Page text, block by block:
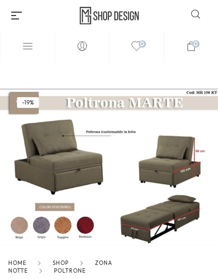
Millions of people around the
world visit Envato to buy and
sell creative assets, use smart
design templates, learn
creative skills or even hire
freelancers. With an industry-
leading marketplace paired
service, Envato helps creatives
like you get projects done
0 0
-19%
HOME SHOP
ZONA
NOTTE
POLTRONE